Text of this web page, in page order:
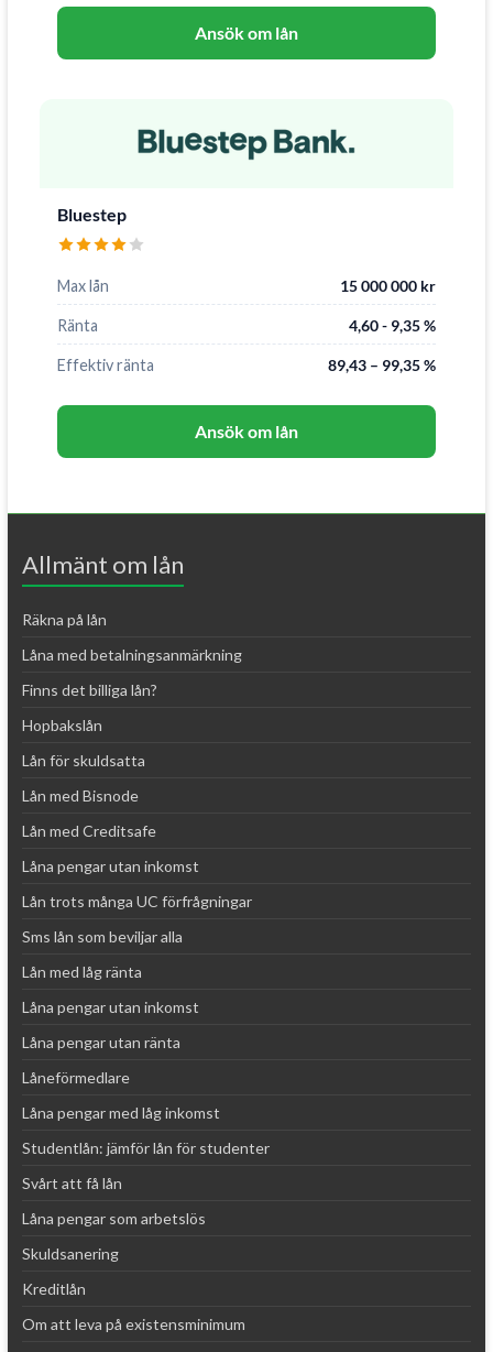
Ansök om lån
Bluestep
Max lån 15 000 000 kr
Ränta 4,60 - 9,35 %
Effektiv ränta 89,43 – 99,35 %
Ansök om lån
Allmänt om lån
Räkna på lån
Låna med betalningsanmärkning
Finns det billiga lån?
Hopbakslån
Lån för skuldsatta
Lån med Bisnode
Lån med Creditsafe
Låna pengar utan inkomst
Lån trots många UC förfrågningar
Sms lån som beviljar alla
Lån med låg ränta
Låna pengar utan inkomst
Låna pengar utan ränta
Låneförmedlare
Låna pengar med låg inkomst
Studentlån: jämför lån för studenter
Svårt att få lån
Låna pengar som arbetslös
Skuldsanering
Kreditlån
Om att leva på existensminimum